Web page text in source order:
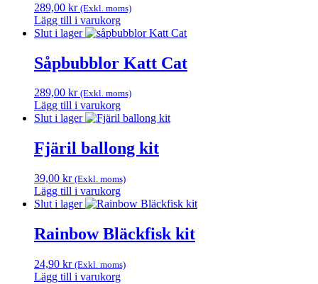
289,00 kr (Exkl. moms)
Lägg till i varukorg
Slut i lager
Såpbubblor Katt Cat
289,00 kr (Exkl. moms)
Lägg till i varukorg
Slut i lager
Fjäril ballong kit
39,00 kr (Exkl. moms)
Lägg till i varukorg
Slut i lager
Rainbow Bläckfisk kit
24,90 kr (Exkl. moms)
Lägg till i varukorg